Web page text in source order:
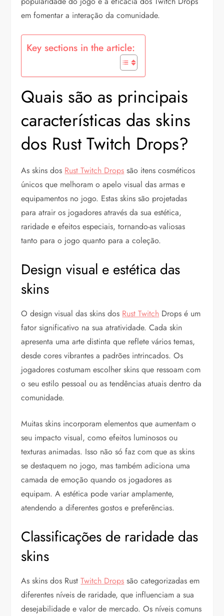
em fomentar a interação da comunidade.
Key sections in the article:
Quais são as principais
características das skins
dos Rust Twitch Drops?
As skins dos Rust Twitch Drops são itens cosméticos
únicos que melhoram o apelo visual das armas e
equipamentos no jogo. Estas skins são projetadas
para atrair os jogadores através da sua estética,
raridade e efeitos especiais, tornando-as valiosas
tanto para o jogo quanto para a coleção.
Design visual e estética das
skins
O design visual das skins dos Rust Twitch Drops é um
fator significativo na sua atratividade. Cada skin
apresenta uma arte distinta que reflete vários temas,
desde cores vibrantes a padrões intrincados. Os
jogadores costumam escolher skins que ressoam com
o seu estilo pessoal ou as tendências atuais dentro da
comunidade.
Muitas skins incorporam elementos que aumentam o
seu impacto visual, como efeitos luminosos ou
texturas animadas. Isso não só faz com que as skins
se destaquem no jogo, mas também adiciona uma
camada de emoção quando os jogadores as
equipam. A estética pode variar amplamente,
atendendo a diferentes gostos e preferências.
Classificações de raridade das
skins
As skins dos RustTwitch Drops são categorizadas em
diferentes níveis de raridade, que influenciam a sua
desejabilidade e valor de mercado. Os níveis comuns